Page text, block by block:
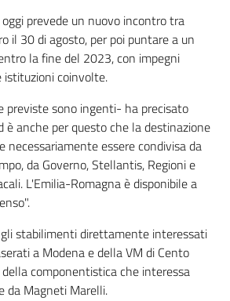
prevede un nuovo incontro tra
il 30 di agosto, per poi puntare a un
la fine del 2023, con impegni
coinvolte.
previste sono ingenti- ha precisato
è anche per questo che la destinazione
necessariamente essere condivisa da
da Governo, Stellantis, Regioni e
L'Emilia-Romagna è disponibile a
stabilimenti direttamente interessati
a Modena e della VM di Cento
componentistica che interessa
da Magneti Marelli.